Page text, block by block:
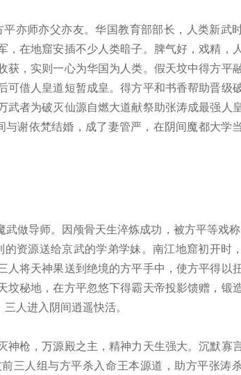
亦师亦父亦友。华国教育部部长，人类新武
在地窟安插不少人类暗子。脾气好，戏精，
，实则一心为华国为人类。假天坟中得方平
借人皇道短暂成皇。得方平和书香帮助晋级
武者为破灭仙源自燃大道献祭助张涛成最强人
谢依梵结婚，成了妻管严，在阴间魔都大学
做导师。因颅骨天生淬炼成功，被方平等戏称
资源送给京武的学弟学妹。南江地窟初开时
人将天神果送到绝境的方平手中，使方平得以
坟秘地，在方平忽悠下得霸天帝投影馈赠，锻
人进入阴间逍遥快活。
枪，万源殿之主，精神力天生强大。沉默寡
三人组与方平杀入命王本源道，助方平张涛